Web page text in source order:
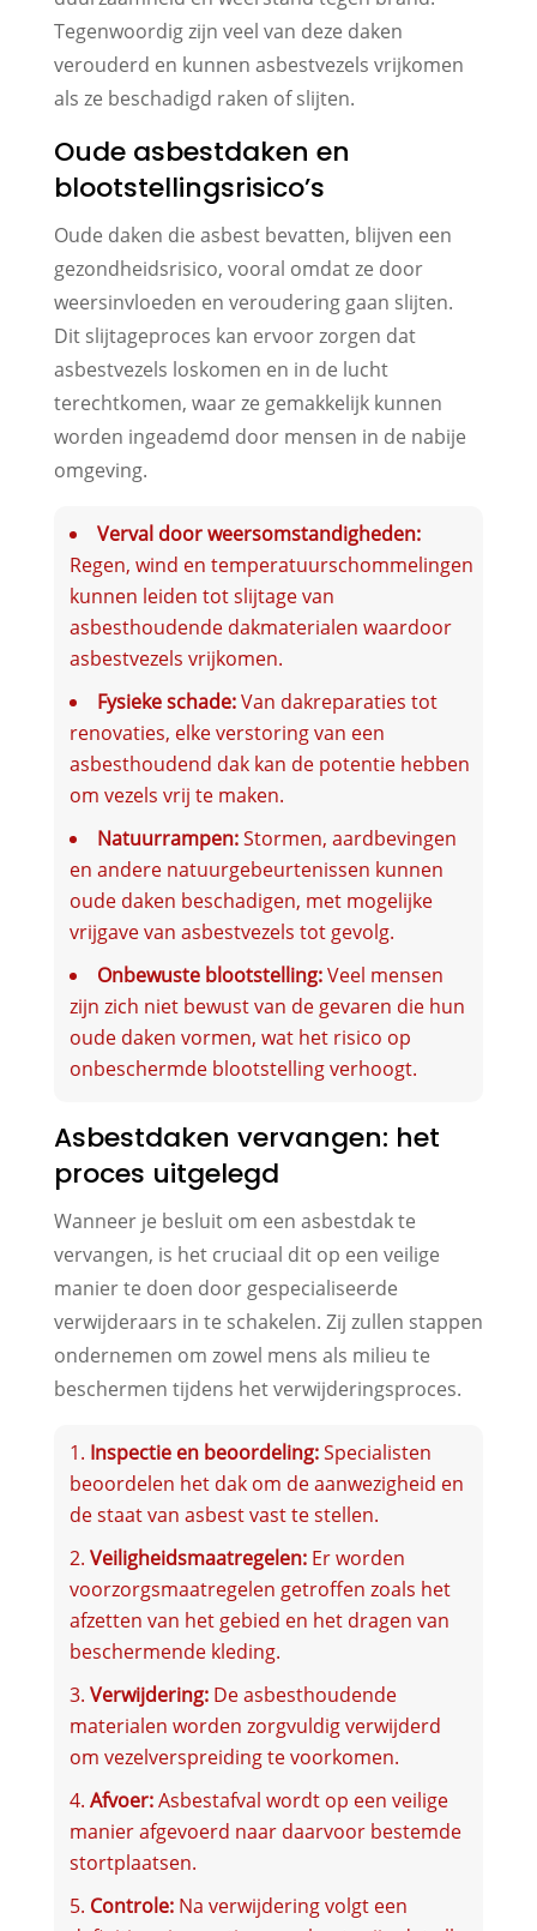
Tegenwoordig zijn veel van deze daken
verouderd en kunnen asbestvezels vrijkomen
als ze beschadigd raken of slijten.
Oude asbestdaken en
blootstellingsrisico’s
Oude daken die asbest bevatten, blijven een
gezondheidsrisico, vooral omdat ze door
weersinvloeden en veroudering gaan slijten.
Dit slijtageproces kan ervoor zorgen dat
asbestvezels loskomen en in de lucht
terechtkomen, waar ze gemakkelijk kunnen
worden ingeademd door mensen in de nabije
omgeving.
Verval door weersomstandigheden:
Regen, wind en temperatuurschommelingen
kunnen leiden tot slijtage van
asbesthoudende dakmaterialen waardoor
asbestvezels vrijkomen.
Fysieke schade:Van dakreparaties tot
renovaties, elke verstoring van een
asbesthoudend dak kan de potentie hebben
om vezels vrij te maken.
Natuurrampen:Stormen, aardbevingen
en andere natuurgebeurtenissen kunnen
oude daken beschadigen, met mogelijke
vrijgave van asbestvezels tot gevolg.
Onbewuste blootstelling:Veel mensen
zijn zich niet bewust van de gevaren die hun
oude daken vormen, wat het risico op
onbeschermde blootstelling verhoogt.
Asbestdaken vervangen: het
proces uitgelegd
Wanneer je besluit om een asbestdak te
vervangen, is het cruciaal dit op een veilige
manier te doen door gespecialiseerde
verwijderaars in te schakelen. Zij zullen stappen
ondernemen om zowel mens als milieu te
beschermen tijdens het verwijderingsproces.
Inspectie en beoordeling:Specialisten
beoordelen het dak om de aanwezigheid en
de staat van asbest vast te stellen.
Veiligheidsmaatregelen:Er worden
voorzorgsmaatregelen getroffen zoals het
afzetten van het gebied en het dragen van
beschermende kleding.
Verwijdering:De asbesthoudende
materialen worden zorgvuldig verwijderd
om vezelverspreiding te voorkomen.
Afvoer:Asbestafval wordt op een veilige
manier afgevoerd naar daarvoor bestemde
stortplaatsen.
Controle:Na verwijdering volgt een